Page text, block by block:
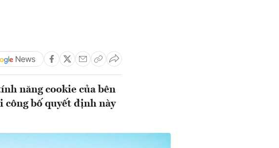
năng cookie của bên
bố quyết định này